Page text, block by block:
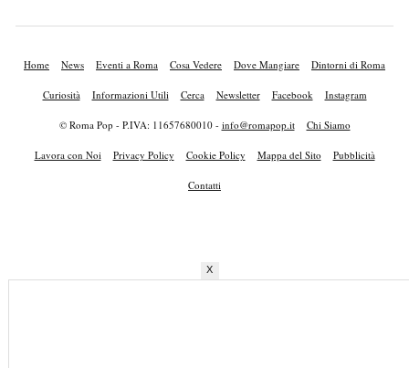
Home News Eventi a Roma Cosa Vedere Dove Mangiare Dintorni di Roma
Curiosità Informazioni Utili Cerca Newsletter Facebook Instagram
© Roma Pop - P.IVA: 11657680010 - info@romapop.it Chi Siamo
Lavora con Noi Privacy Policy Cookie Policy Mappa del Sito Pubblicità
Contatti
X